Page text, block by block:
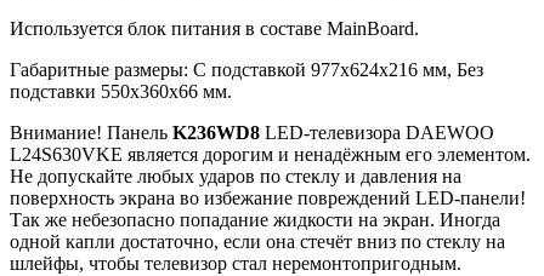
Используется блок питания в составе MainBoard.
Габаритные размеры: C подставкой 977x624x216 мм, Без
подставки 550x360x66 мм.
Внимание! Панель K236WD8 LED-телевизора DAEWOO
L24S630VKE является дорогим и ненадёжным его элементом.
Не допускайте любых ударов по стеклу и давления на
поверхность экрана во избежание повреждений LED-панели!
Так же небезопасно попадание жидкости на экран. Иногда
одной капли достаточно, если она стечёт вниз по стеклу на
шлейфы, чтобы телевизор стал неремонтопригодным.